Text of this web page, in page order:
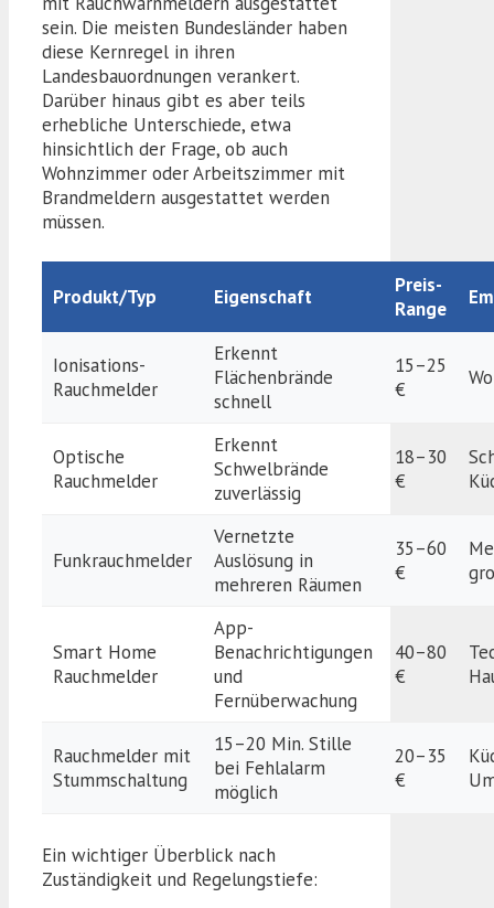
sein. Die meisten Bundesländer haben
diese Kernregel in ihren
Landesbauordnungen verankert.
Darüber hinaus gibt es aber teils
erhebliche Unterschiede, etwa
hinsichtlich der Frage, ob auch
Wohnzimmer oder Arbeitszimmer mit
Brandmeldern ausgestattet werden
müssen.
Produkt/Typ Eigenschaft
Preis-
Range
Ionisations-
Rauchmelder
Erkennt
Flächenbrände
schnell
15–25
€
Optische
Rauchmelder
Erkennt
Schwelbrände
zuverlässig
18–30
€
Funkrauchmelder
Vernetzte
Auslösung in
mehreren Räumen
35–60
€
Smart Home
Rauchmelder
App-
Benachrichtigungen
und
Fernüberwachung
40–80
€
Rauchmelder mit
Stummschaltung
15–20 Min. Stille
bei Fehlalarm
möglich
20–35
€
Ein wichtiger Überblick nach
Zuständigkeit und Regelungstiefe: